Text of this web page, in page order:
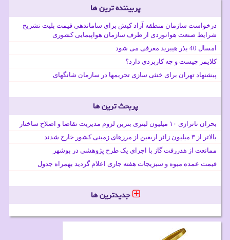
پربیننده ترین ها
درخواست سازمان منطقه آزاد کیش برای ساماندهی قیمت بلیت تشریح
شرایط صنعت هوانوردی از طرف سازمان هواپیمایی کشوری
امسال 40 بذر هیبرید معرفی می شود
کلایمر چیست و چه کاربردی دارد؟
پیشنهاد تهران برای خنثی سازی تحریمها در سازمان شانگهای
پربحث ترین ها
بحران ناترازی ۱۰ میلیون لیتری بنزین لزوم مدیریت تقاضا و اصلاح ساختار
بالاتر از ۳ میلیون زائر اربعین از مرزهای زمینی کشور خارج شدند
ممانعت از هدررفت گاز با اجرای یک طرح پژوهشی در بوشهر
قیمت عمده میوه و سبزیجات هفته جاری اعلام گردید بهمراه جدول
جدیدترین ها